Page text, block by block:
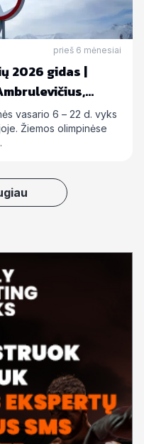
prieš 6 mėnesiai
2026 gidas |
vasario 6 – 22 d. vyks
Žiemos olimpinėse